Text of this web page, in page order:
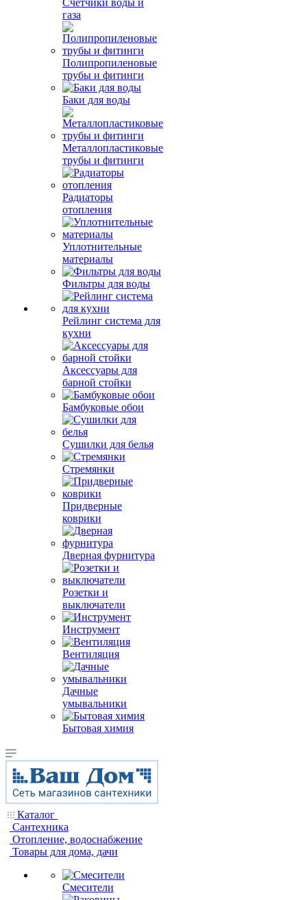
Счетчики воды и
газа
Полипропиленовые
трубы и фитинги
Баки для воды
Металлопластиковые
трубы и фитинги
Радиаторы
отопления
Уплотнительные
материалы
Фильтры для воды
Рейлинг система для
кухни
Аксессуары для
барной стойки
Бамбуковые обои
Сушилки для белья
Стремянки
Придверные
коврики
Дверная фурнитура
Розетки и
выключатели
Инструмент
Вентиляция
Дачные
умывальники
Бытовая химия
Каталог
Сантехника
Отопление, водоснабжение
Товары для дома, дачи
Смесители